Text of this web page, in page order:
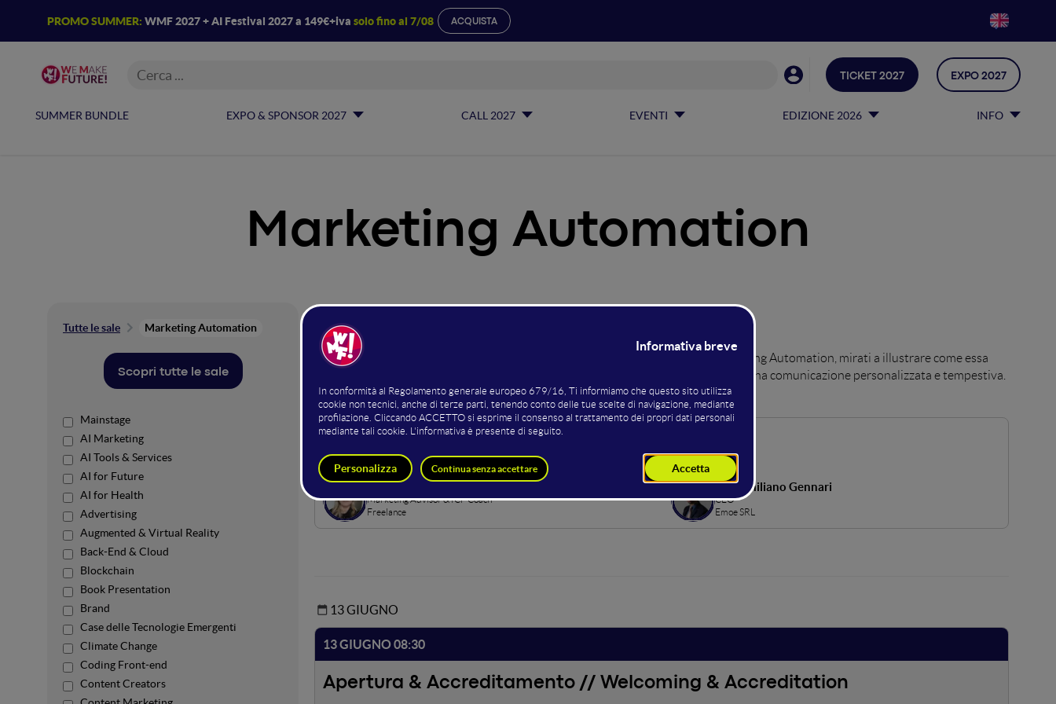
PROMO SUMMER: WMF 2027 + AI Festival 2027 a 149€+iva solo fino al 7/08 ACQUISTA
SUMMER BUNDLE EXPO & SPONSOR 2027 CALL 2027 EVENTI EDIZIONE 2026 INFO
TICKET 2027 EXPO 2027
Marketing Automation
Tutte le sale Marketing Automation
Scopri tutte le sale
Mainstage
AI Marketing
AI Tools & Services
AI for Future
AI for Health
Advertising
Augmented & Virtual Reality
Back-End & Cloud
Blockchain
Book Presentation
Brand
Case delle Tecnologie Emergenti
Climate Change
Coding Front-end
Content Creators
Marketing Automation
Lo stage offre una serie di interventi da parte di vari relatori sul tema della Marketing Automation, mirati a illustrare come essa
trasformi il modo in cui le aziende si relazionano con i propri clienti, consentendo una comunicazione personalizzata e tempestiva.
Questo stage è accessibile solo dai possessori di Full Ticket.
Hosting della sala
Ilaria Caroli
Marketing Advisor & ICF Coach
Freelance
Massimiliano Gennari
CEO
Emoe SRL
13 GIUGNO
13 GIUGNO 08:30
Apertura & Accreditamento // Welcoming & Accreditation